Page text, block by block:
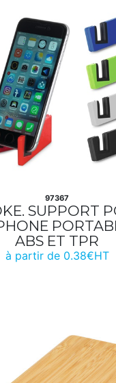
97367
SUPPORT
ABS ET TPR
à partir de 0.38€HT